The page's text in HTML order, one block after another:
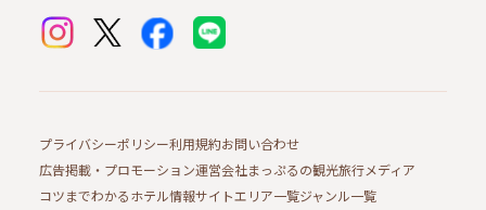
プライバシーポリシー利用規約お問い合わせ
広告掲載・プロモーション運営会社まっぷるの観光旅行メディア
コツまでわかるホテル情報サイトエリア一覧ジャンル一覧